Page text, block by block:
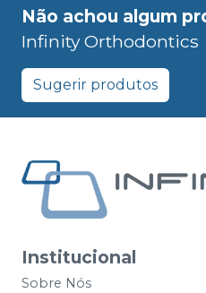
Não achou algum
Infinity Orthodontics
Sugerir produtos
Institucional
Sobre Nós